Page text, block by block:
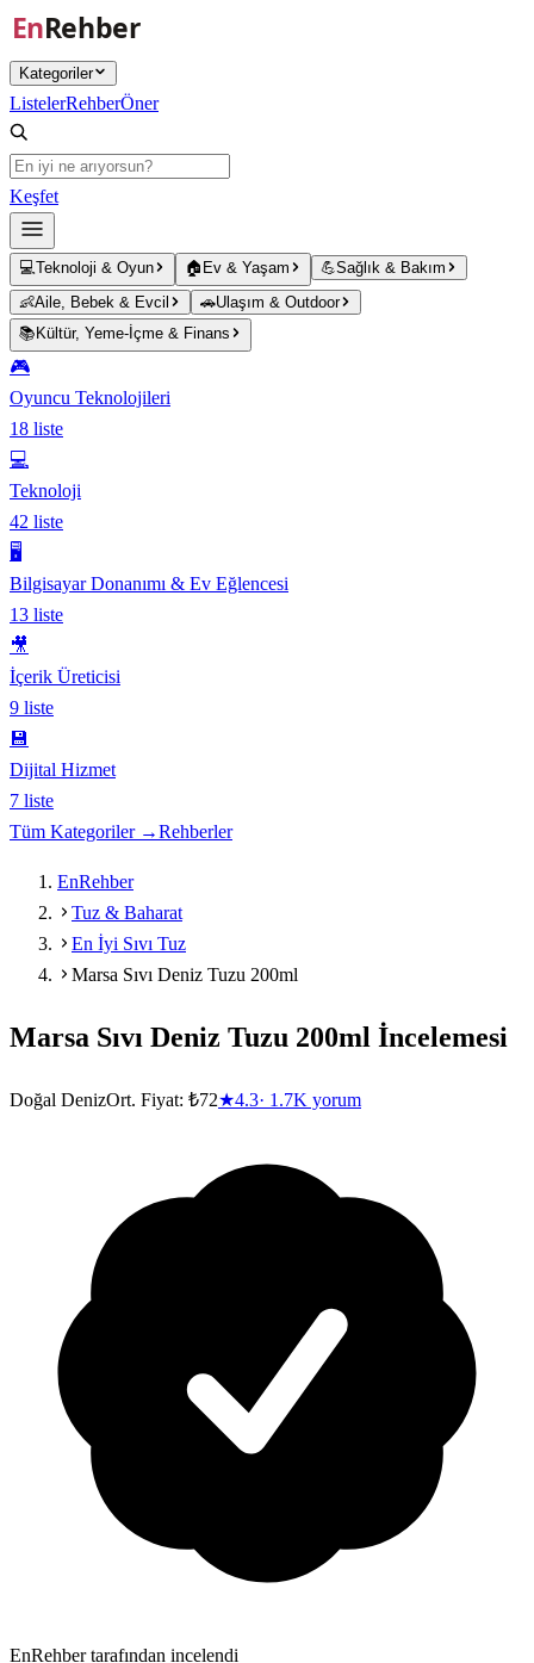
Ana içeriğe atla
Kategoriler
ListelerRehberÖner
Keşfet
💻Teknoloji & Oyun 🏠 Ev & Yaşam 💪Sağlık & Bakım
👶Aile, Bebek & Evcil 🚗Ulaşım & Outdoor
📚 Kültür, Yeme-İçme & Finans
🎮
Oyuncu Teknolojileri
18 liste
💻
Teknoloji
42 liste
🖥️
Bilgisayar Donanımı & Ev Eğlencesi
13 liste
🎥
İçerik Üreticisi
9 liste
💾
Dijital Hizmet
7 liste
Tüm Kategoriler →Rehberler
EnRehber
Tuz & Baharat
En İyi Sıvı Tuz
Marsa Sıvı Deniz Tuzu 200ml
Marsa Sıvı Deniz Tuzu 200ml İncelemesi
Doğal DenizOrt. Fiyat: ₺72★4.3· 1.7K yorum
EnRehber tarafından incelendi